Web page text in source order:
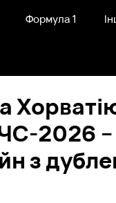
Формула 1
2026
з